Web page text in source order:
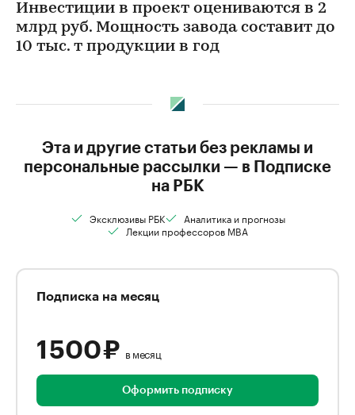
Инвестиции в проект оцениваются в 2
млрд руб. Мощность завода составит до
10 тыс. т продукции в год
Эта и другие статьи без рекламы и
персональные рассылки — в Подписке
на РБК
Эксклюзивы РБК
Аналитика и прогнозы
Лекции профессоров MBA
Подписка на месяц
1 500 ₽ в месяц
Оформить подписку